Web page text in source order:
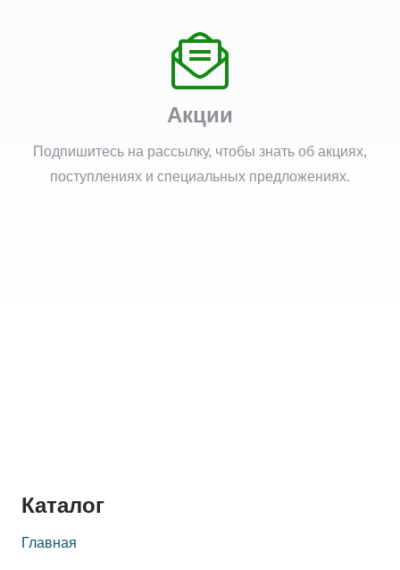
Акции
Подпишитесь на рассылку, чтобы знать об акциях,
поступлениях и специальных предложениях.
Каталог
Главная